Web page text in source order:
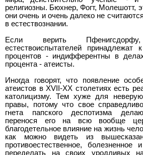
религиозны. Бюхнер, Фогт, Молешотт,
они очень и очень далеко не
в естествознании.
Если верить
естествоиспытателей
процентов - индифферентны в
процента - атеисты.
Иногда говорят, что появление
атеистов в XVII-XX столетиях есть
католицизму. Тем хуже для
правы, потому что свое
гнета папского деспотизма
перенося его на всю вообще
благодетельное влияние на жизнь
как можно видеть из
противоестественное, болезненное
переделать на своих уродливых